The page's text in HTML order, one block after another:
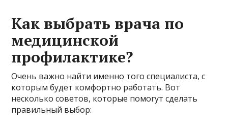
Как выбрать врача по
медицинской
профилактике?
Очень важно найти именно того специалиста, с
которым будет комфортно работать. Вот
несколько советов, которые помогут сделать
правильный выбор: